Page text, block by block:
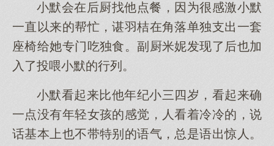
小默会在后厨找他点餐，因为很感激小默
一直以来的帮忙，谌羽桔在角落单独支出一套
座椅给她专门吃独食。副厨米妮发现了后也加
入了投喂小默的行列。
小默看起来比他年纪小三四岁，看起来确
一点没有年轻女孩的感觉，人看着冷冷的，说
话基本上也不带特别的语气，总是语出惊人。